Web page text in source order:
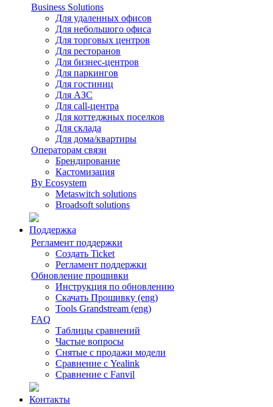
Business Solutions
Для удаленных офисов
Для небольшого офиса
Для торговых центров
Для ресторанов
Для бизнес-центров
Для паркингов
Для гостиниц
Для АЗС
Для call-центра
Для коттеджных поселков
Для склада
Для дома/квартиры
Операторам связи
Брендирование
Кастомизация
By Ecosystem
Metaswitch solutions
Broadsoft solutions
Поддержка
Регламент поддержки
Создать Ticket
Регламент поддержки
Обновление прошивки
Инструкция по обновлению
Скачать Прошивку (eng)
Tools Grandstream (eng)
FAQ
Таблицы сравнений
Частые вопросы
Снятые с продажи модели
Сравнение с Yealink
Сравнение с Fanvil
Контакты